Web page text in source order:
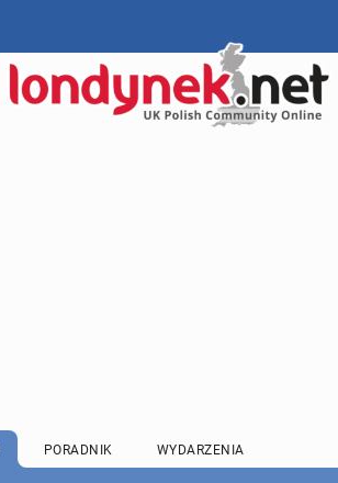
PORADNIK WYDARZENIA